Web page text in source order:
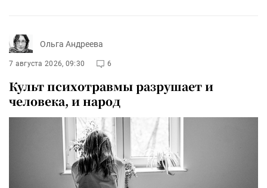
Ольга Андреева
7 августа 2026, 09:30 6
Культ психотравмы разрушает и
человека, и народ